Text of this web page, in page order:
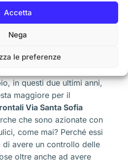
Accetta
Nega
le preferenze
avere sempre delle nuove
affittare in base anche
struttura, nelle dimensioni,
in questi due ultimi anni,
maggiore per il
Via Santa Sofia
che sono azionate con
come mai? Perché essi
di avere un controllo delle
oltre anche ad avere